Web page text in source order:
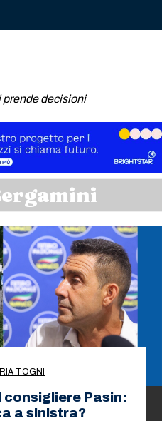
prende decisioni
TOGNI
Pasin:
a sinistra?